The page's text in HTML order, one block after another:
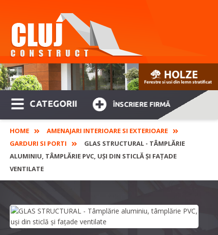
CATEGORII ÎNSCRIERE FIRMĂ
HOME
AMENAJARI INTERIOARE SI EXTERIOARE
GARDURI SI PORTI
GLAS STRUCTURAL - TÂMPLĂRIE
ALUMINIU, TÂMPLĂRIE PVC, UȘI DIN STICLĂ ȘI FAȚADE
VENTILATE